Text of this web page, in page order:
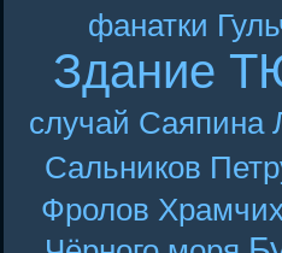
фанатки
Здание
случай Саяпина
Сальников
Фролов